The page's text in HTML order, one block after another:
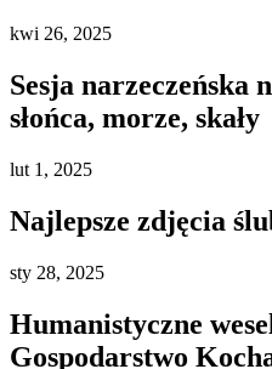
kwi 26, 2025
Sesja narzeczeńska
słońca, morze, skały
lut 1, 2025
Najlepsze zdjęcia
sty 28, 2025
Humanistyczne
Gospodarstwo